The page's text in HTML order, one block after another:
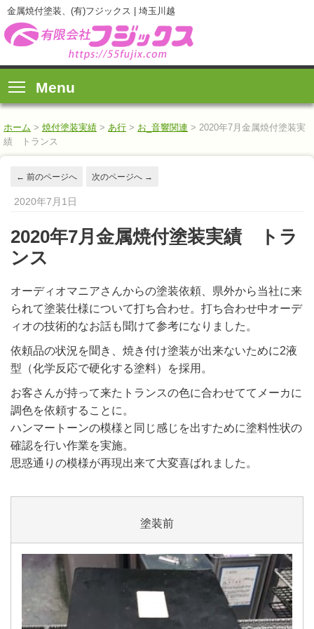
金属焼付塗装、(有)フジックス | 埼玉川越
Menu
ホーム > 焼付塗装実績 > あ行 > お_音響関連 > 2020年7月金属焼付塗装実
績 トランス
← 前のページへ 次のページへ →
2020年7月1日
2020年7月金属焼付塗装実績 トラ
ンス
オーディオマニアさんからの塗装依頼、県外から当社に来
られて塗装仕様について打ち合わせ。打ち合わせ中オーデ
ィオの技術的なお話も聞けて参考になりました。
依頼品の状況を聞き、焼き付け塗装が出来ないために2液
型（化学反応で硬化する塗料）を採用。
お客さんが持って来たトランスの色に合わせててメーカに
調色を依頼することに。
ハンマートーンの模様と同じ感じを出すために塗料性状の
確認を行い作業を実施。
思惑通りの模様が再現出来て大変喜ばれました。
塗装前